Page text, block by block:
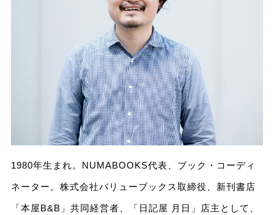
1980年生まれ。NUMABOOKS代表、ブック・コーディ
ネーター。株式会社バリューブックス取締役、新刊書店
「本屋B&B」共同経営者、「日記屋 月日」店主として、